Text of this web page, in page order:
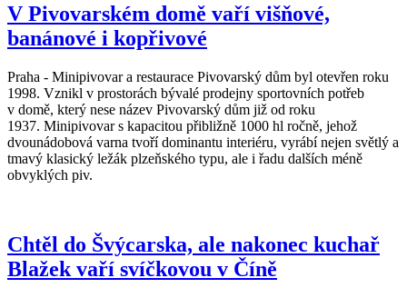
V Pivovarském domě vaří višňové,
banánové i kopřivové
Praha - Minipivovar a restaurace Pivovarský dům byl otevřen roku
1998. Vznikl v prostorách bývalé prodejny sportovních potřeb
v domě, který nese název Pivovarský dům již od roku
1937. Minipivovar s kapacitou přibližně 1000 hl ročně, jehož
dvounádobová varna tvoří dominantu interiéru, vyrábí nejen světlý a
tmavý klasický ležák plzeňského typu, ale i řadu dalších méně
obvyklých piv.
Chtěl do Švýcarska, ale nakonec kuchař
Blažek vaří svíčkovou v Číně